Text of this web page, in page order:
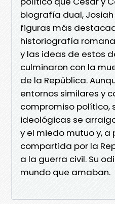
biografía dual,
figuras más
historiografía
y las ideas de estos
culminaron con la
de la República.
entornos similares y
compromiso político,
ideológicas se
y el miedo mutuo y, a
compartida por la
a la guerra civil. Su
mundo que amaban.